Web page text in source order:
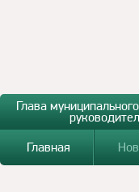
Глава
Главная